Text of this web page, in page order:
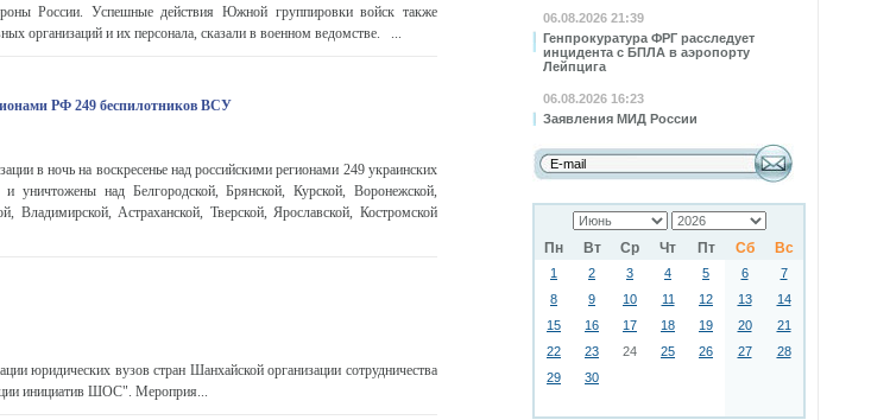
06.08.2026 21:39
Генпрокуратура ФРГ расследует
инцидента с БПЛА в аэропорту
Лейпцига
06.08.2026 16:23
Заявления МИД России
Пн Вт Ср Чт Пт Сб Вс
1 2 3 4 5 6
7
8
9 10 11 12 13
14
15
16 17 18 19 20
21
22
23 24 25 26 27
28
29
30
России. Успешные действия Южной группировки войск также
организаций и их персонала, сказали в военном ведомстве. ...
РФ 249 беспилотников ВСУ
в ночь на воскресенье над российскими регионами 249 украинских
уничтожены над Белгородской, Брянской, Курской, Воронежской,
Владимирской, Астраханской, Тверской, Ярославской, Костромской
юридических вузов стран Шанхайской организации сотрудничества
инициатив ШОС". Мероприя...